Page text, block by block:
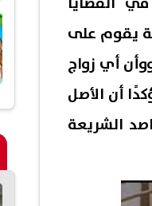
يقوم على
أي زواج
أن الأصل
الشريعة